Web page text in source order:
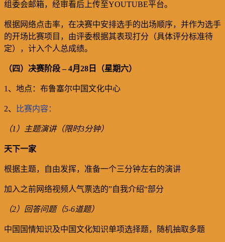
组委会邮箱，经审看后上传至YOUTUBE平台。
根据网络点击率，在决赛中安排选手的出场顺序，并作为选手
的开场比赛项目，由评委根据其表现打分（具体评分标准待
定），计入个人总成绩。
（ 四） 决赛阶段 –4月 28 日（星期六）
1 、地点：布鲁塞尔中国文化中心
2、 比赛内容：
（1 ）主题演讲（限时3分钟）
天下一家
根据主题，自由发挥，准备一个三分钟左右的演讲
加入之前网络视频人气票选的”自我介绍“部分
（2）回答问题（5-6道题）
中国国情知识及中国文化知识单项选择题，随机抽取多题